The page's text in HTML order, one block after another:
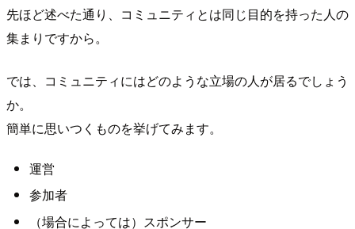
先ほど述べた通り、コミュニティとは同じ目的を持った人の
集まりですから。
では、コミュニティにはどのような立場の人が居るでしょう
か。
簡単に思いつくものを挙げてみます。
運営
参加者
（場合によっては）スポンサー